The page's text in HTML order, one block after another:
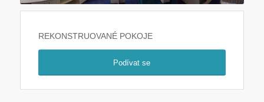
REKONSTRUOVANÉ POKOJE
Podívat se